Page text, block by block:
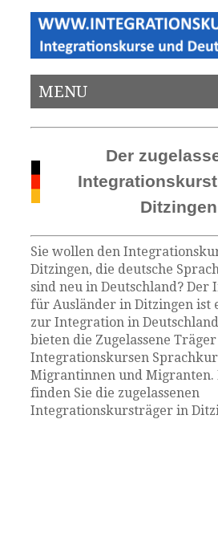
MENU
Der
Ditzingen
Sie wollen den
Ditzingen, die deutsche
sind neu in Deutschland? Der
für Ausländer in Ditzingen ist
zur Integration in
bieten die Zugelassene
Integrationskursen
Migrantinnen und Migranten.
finden Sie die zugelassenen
Integrationskursträger in